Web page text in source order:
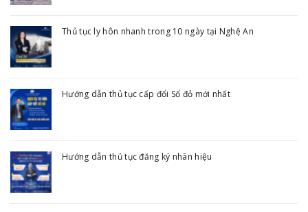
Thủ tục ly hôn nhanh trong 10 ngày tại Nghệ An
Hướng dẫn thủ tục cấp đổi Sổ đỏ mới nhất
Hướng dẫn thủ tục đăng ký nhãn hiệu